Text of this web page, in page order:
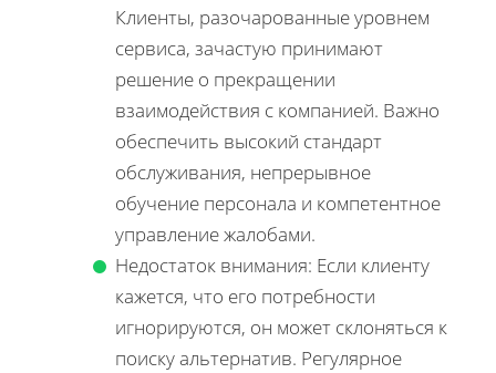
Клиенты, разочарованные уровнем
сервиса, зачастую принимают
решение о прекращении
взаимодействия с компанией. Важно
обеспечить высокий стандарт
обслуживания, непрерывное
обучение персонала и компетентное
управление жалобами.
Недостаток внимания: Если клиенту
кажется, что его потребности
игнорируются, он может склоняться к
поиску альтернатив. Регулярное